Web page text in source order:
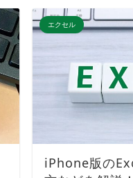
エクセル
iPhone版の